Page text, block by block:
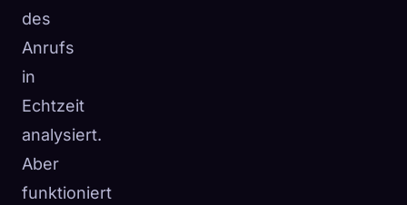
des
Anrufs
in
Echtzeit
analysiert.
Aber
funktioniert